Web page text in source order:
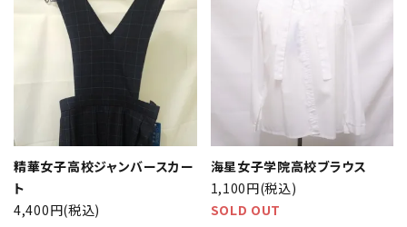
精華女子高校ジャンバースカー
ト
4,400円(税込)
海星女子学院高校ブラウス
1,100円(税込)
SOLD OUT